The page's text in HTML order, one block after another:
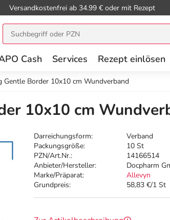
Versandkostenfrei ab 34.99 € oder mit Rezept
Cash Services Rezept einlösen
Gentle Border 10x10 cm Wundverband
10x10 cm
Darreichungsform:
Verband
Packungsgröße:
10 St
PZN/Art.Nr.:
14166514
Anbieter/Hersteller:
Docpharm
Marke/Präparat:
Allevyn
Grundpreis:
58,83 €/1 St